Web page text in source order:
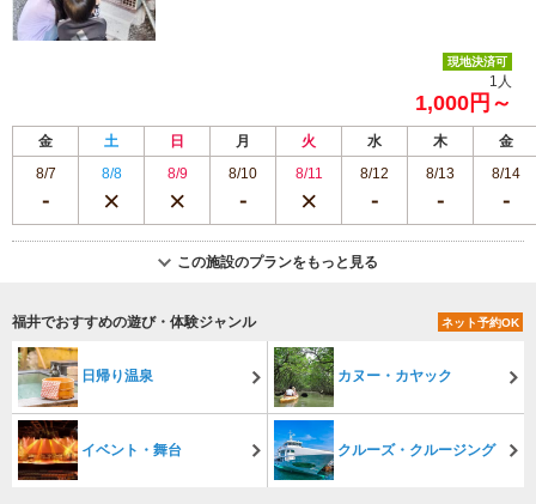
現地決済可
1人
1,000円～
金 土 日 月 火 水 木
金
8/7
8/8 8/9 8/10 8/11 8/12 8/13 8/14
この施設のプランをもっと見る
福井でおすすめの遊び・体験ジャンル ネット予約OK
日帰り温泉 カヌー・カヤック
イベント・舞台 クルーズ・クルージング